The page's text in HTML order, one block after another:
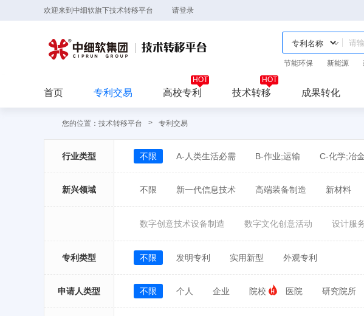
欢迎来到中细软旗下技术转移平台 请登录
节能环保 新能源
首页 专利交易 高校专利 技术转移 成果转化
您的位置： 技术转移平台 > 专利交易
行业类型 不限 A-人类生活必需 B-作业;运输 C-化学;冶金
新兴领域 不限 新一代信息技术 高端装备制造 新材料
数字创意技术设备制造 数字文化创意活动 设计服
专利类型 不限 发明专利 实用新型 外观专利
申请人类型 不限 个人 企业 院校 医院 研究院所